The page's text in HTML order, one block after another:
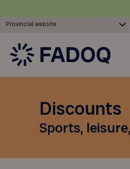
Provincial website
Discounts
Sports,